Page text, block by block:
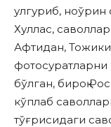
улгуриб,
Хуллас,
Афтидан,
бўлган, бироқ
кўплаб
тўғрисидаги